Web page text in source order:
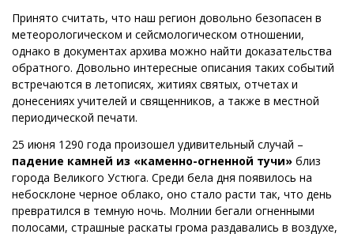
Принято считать, что наш регион довольно безопасен в
метеорологическом и сейсмологическом отношении,
однако в документах архива можно найти доказательства
обратного. Довольно интересные описания таких событий
встречаются в летописях, житиях святых, отчетах и
донесениях учителей и священников, а также в местной
периодической печати.
25 июня 1290 года произошел удивительный случай –
падение камней из «каменно-огненной тучи» близ
города Великого Устюга. Среди бела дня появилось на
небосклоне черное облако, оно стало расти так, что день
превратился в темную ночь. Молнии бегали огненными
полосами, страшные раскаты грома раздавались в воздухе,